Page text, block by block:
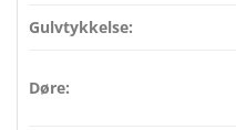
Gulvtykkelse:
Døre: